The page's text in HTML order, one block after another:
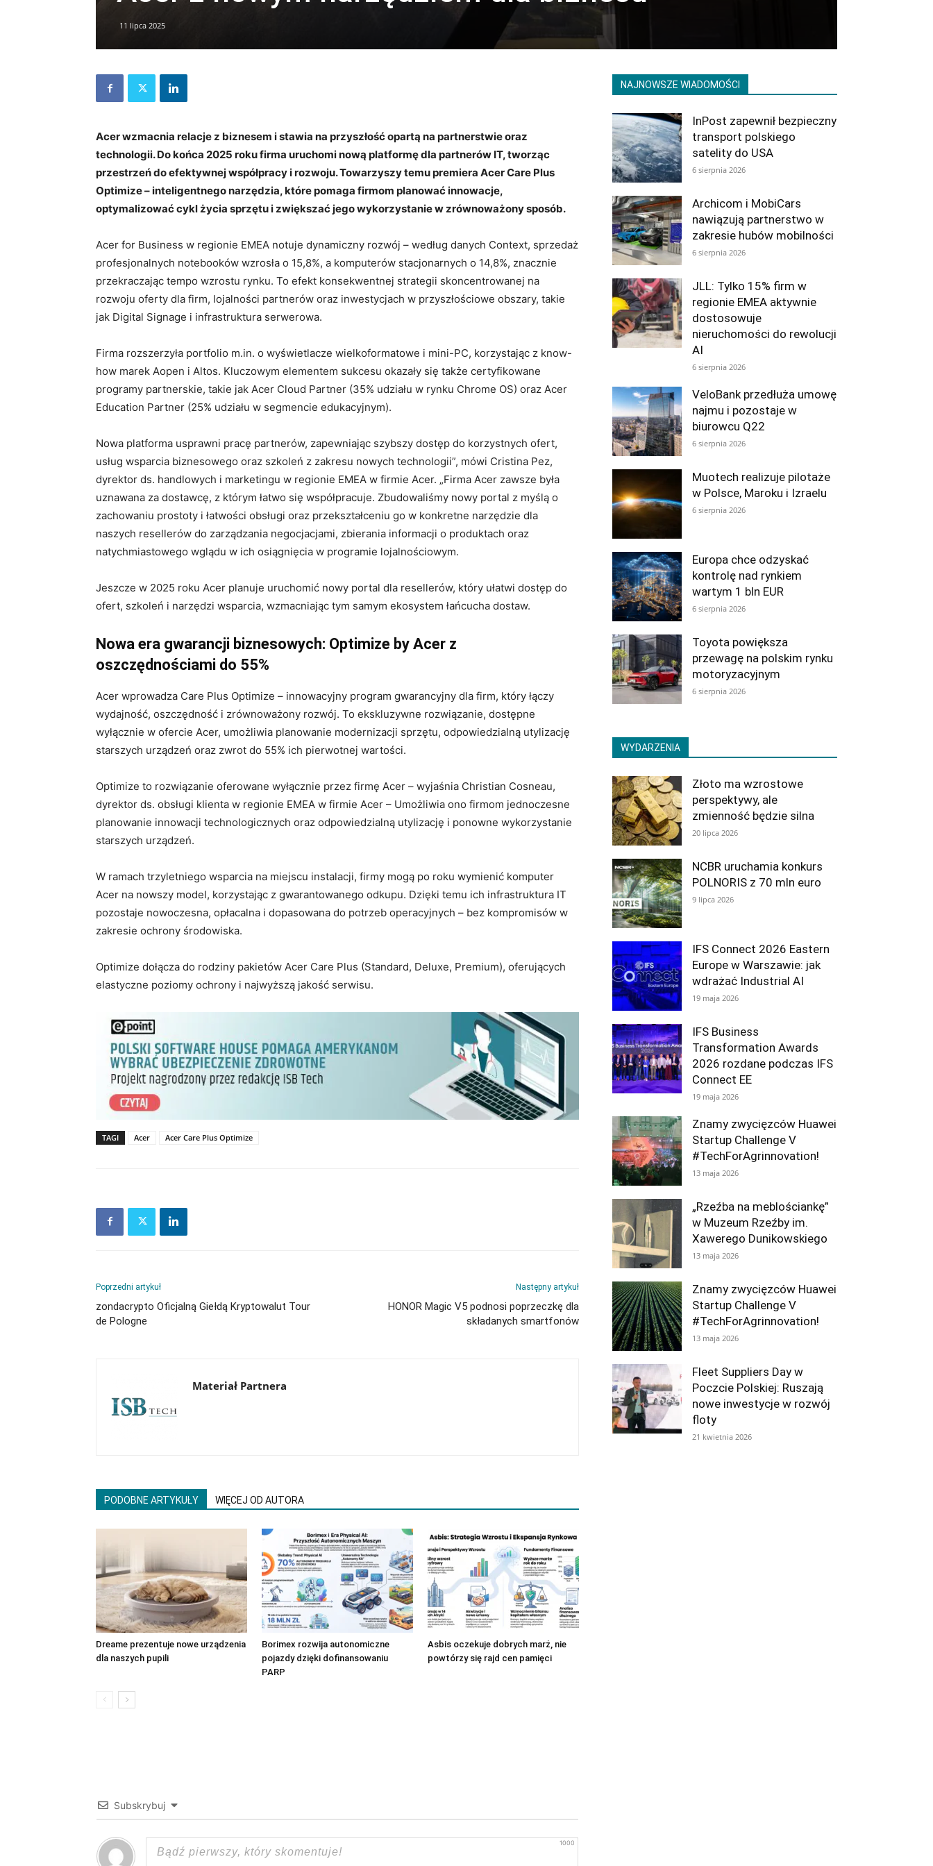
11 lipca 2025
Acer wzmacnia relacje z biznesem i stawia na przyszłość opartą na partnerstwie oraz
technologii. Do końca 2025 roku firma uruchomi nową platformę dla partnerów IT, tworząc
przestrzeń do efektywnej współpracy i rozwoju. Towarzyszy temu premiera Acer Care Plus
Optimize – inteligentnego narzędzia, które pomaga firmom planować innowacje,
optymalizować cykl życia sprzętu i zwiększać jego wykorzystanie w zrównoważony sposób.
Acer for Business w regionie EMEA notuje dynamiczny rozwój – według danych Context, sprzedaż
profesjonalnych notebooków wzrosła o 15,8%, a komputerów stacjonarnych o 14,8%, znacznie
przekraczając tempo wzrostu rynku. To efekt konsekwentnej strategii skoncentrowanej na
rozwoju oferty dla firm, lojalności partnerów oraz inwestycjach w przyszłościowe obszary, takie
jak Digital Signage i infrastruktura serwerowa.
Firma rozszerzyła portfolio m.in. o wyświetlacze wielkoformatowe i mini-PC, korzystając z know-
how marek Aopen i Altos. Kluczowym elementem sukcesu okazały się także certyfikowane
programy partnerskie, takie jak Acer Cloud Partner (35% udziału w rynku Chrome OS) oraz Acer
Education Partner (25% udziału w segmencie edukacyjnym).
Nowa platforma usprawni pracę partnerów, zapewniając szybszy dostęp do korzystnych ofert,
usług wsparcia biznesowego oraz szkoleń z zakresu nowych technologii”, mówi Cristina Pez,
dyrektor ds. handlowych i marketingu w regionie EMEA w firmie Acer. „Firma Acer zawsze była
uznawana za dostawcę, z którym łatwo się współpracuje. Zbudowaliśmy nowy portal z myślą o
zachowaniu prostoty i łatwości obsługi oraz przekształceniu go w konkretne narzędzie dla
naszych resellerów do zarządzania negocjacjami, zbierania informacji o produktach oraz
natychmiastowego wglądu w ich osiągnięcia w programie lojalnościowym.
Jeszcze w 2025 roku Acer planuje uruchomić nowy portal dla resellerów, który ułatwi dostęp do
ofert, szkoleń i narzędzi wsparcia, wzmacniając tym samym ekosystem łańcucha dostaw.
Nowa era gwarancji biznesowych: Optimize by Acer z
oszczędnościami do 55%
Acer wprowadza Care Plus Optimize – innowacyjny program gwarancyjny dla firm, który łączy
wydajność, oszczędność i zrównoważony rozwój. To ekskluzywne rozwiązanie, dostępne
wyłącznie w ofercie Acer, umożliwia planowanie modernizacji sprzętu, odpowiedzialną utylizację
starszych urządzeń oraz zwrot do 55% ich pierwotnej wartości.
Optimize to rozwiązanie oferowane wyłącznie przez firmę Acer – wyjaśnia Christian Cosneau,
dyrektor ds. obsługi klienta w regionie EMEA w firmie Acer – Umożliwia ono firmom jednoczesne
planowanie innowacji technologicznych oraz odpowiedzialną utylizację i ponowne wykorzystanie
starszych urządzeń.
W ramach trzyletniego wsparcia na miejscu instalacji, firmy mogą po roku wymienić komputer
Acer na nowszy model, korzystając z gwarantowanego odkupu. Dzięki temu ich infrastruktura IT
pozostaje nowoczesna, opłacalna i dopasowana do potrzeb operacyjnych – bez kompromisów w
zakresie ochrony środowiska.
Optimize dołącza do rodziny pakietów Acer Care Plus (Standard, Deluxe, Premium), oferujących
elastyczne poziomy ochrony i najwyższą jakość serwisu.
TAGI Acer Acer Care Plus Optimize
Poprzedni artykuł
zondacrypto Oficjalną Giełdą Kryptowalut Tour
de Pologne
Następny artykuł
HONOR Magic V5 podnosi poprzeczkę dla
składanych smartfonów
Materiał Partnera
PODOBNE ARTYKUŁY WIĘCEJ OD AUTORA
Dreame prezentuje nowe urządzenia
dla naszych pupili
Borimex rozwija autonomiczne
pojazdy dzięki dofinansowaniu
PARP
Asbis oczekuje dobrych marż, nie
powtórzy się rajd cen pamięci
Subskrybuj
1000
NAJNOWSZE WIADOMOŚCI
InPost zapewnił bezpieczny
transport polskiego
satelity do USA
6 sierpnia 2026
Archicom i MobiCars
nawiązują partnerstwo w
zakresie hubów mobilności
6 sierpnia 2026
JLL: Tylko 15% firm w
regionie EMEA aktywnie
dostosowuje
nieruchomości do rewolucji
AI
6 sierpnia 2026
VeloBank przedłuża umowę
najmu i pozostaje w
biurowcu Q22
6 sierpnia 2026
Muotech realizuje pilotaże
w Polsce, Maroku i Izraelu
6 sierpnia 2026
Europa chce odzyskać
kontrolę nad rynkiem
wartym 1 bln EUR
6 sierpnia 2026
Toyota powiększa
przewagę na polskim rynku
motoryzacyjnym
6 sierpnia 2026
WYDARZENIA
Złoto ma wzrostowe
perspektywy, ale
zmienność będzie silna
20 lipca 2026
NCBR uruchamia konkurs
POLNORIS z 70 mln euro
9 lipca 2026
IFS Connect 2026 Eastern
Europe w Warszawie: jak
wdrażać Industrial AI
19 maja 2026
IFS Business
Transformation Awards
2026 rozdane podczas IFS
Connect EE
19 maja 2026
Znamy zwycięzców Huawei
Startup Challenge V
#TechForAgrinnovation!
13 maja 2026
„Rzeźba na meblościankę”
w Muzeum Rzeźby im.
Xawerego Dunikowskiego
13 maja 2026
Znamy zwycięzców Huawei
Startup Challenge V
#TechForAgrinnovation!
13 maja 2026
Fleet Suppliers Day w
Poczcie Polskiej: Ruszają
nowe inwestycje w rozwój
floty
21 kwietnia 2026